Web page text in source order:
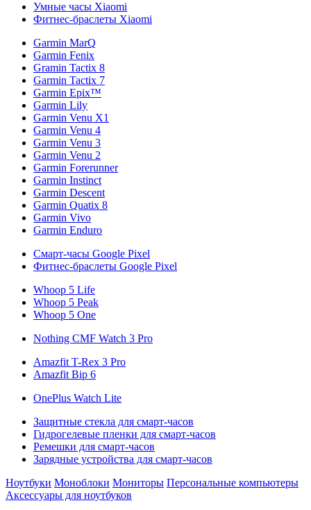
Умные часы Xiaomi
Фитнес-браслеты Xiaomi
Garmin MarQ
Garmin Fenix
Gramin Tactix 8
Garmin Tactix 7
Garmin Epix™
Garmin Lily
Garmin Venu X1
Garmin Venu 4
Garmin Venu 3
Garmin Venu 2
Garmin Forerunner
Garmin Instinct
Garmin Descent
Garmin Quatix 8
Garmin Vivo
Garmin Enduro
Смарт-часы Google Pixel
Фитнес-браслеты Google Pixel
Whoop 5 Life
Whoop 5 Peak
Whoop 5 One
Nothing CMF Watch 3 Pro
Amazfit T-Rex 3 Pro
Amazfit Bip 6
OnePlus Watch Lite
Защитные стекла для смарт-часов
Гидрогелевые пленки для смарт-часов
Ремешки для смарт-часов
Зарядные устройства для смарт-часов
Ноутбуки Моноблоки Мониторы Персональные компьютеры
Аксессуары для ноутбуков